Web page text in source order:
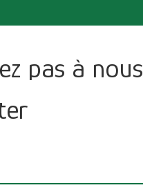
pas à nous